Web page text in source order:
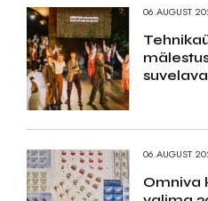
06.AUGUST
06.AUGUST
Omniva